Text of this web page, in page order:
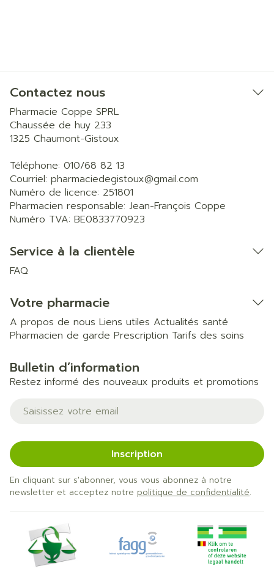
Contactez nous
Pharmacie Coppe SPRL
Chaussée de huy 233
1325 Chaumont-Gistoux
Téléphone: 010/68 82 13
Courriel: pharmaciedegistoux@gmail.com
Numéro de licence: 251801
Pharmacien responsable: Jean-François Coppe
Numéro TVA: BE0833770923
Service à la clientèle
FAQ
Votre pharmacie
A propos de nous Liens utiles Actualités santé
Pharmacien de garde Prescription Tarifs des soins
Bulletin d’information
Restez informé des nouveaux produits et promotions
Adresse mail
Inscription
En cliquant sur s'abonner, vous vous abonnez à notre
newsletter et acceptez notre politique de confidentialité.